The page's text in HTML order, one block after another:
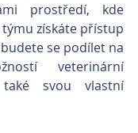
prostředí, kde
získáte přístup
se podílet na
veterinární
svou vlastní